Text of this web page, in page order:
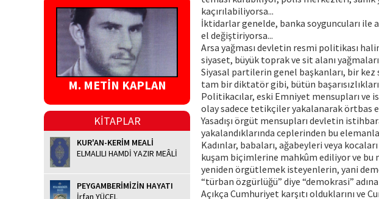
M. METİN KAPLAN
KİTAPLAR
KUR'AN-KERİM MEALİ
ELMALILI HAMDİ YAZIR MEÂLİ
PEYGAMBERİMİZİN HAYATI
İrfan YÜCEL
kaçırılabiliyorsa...
İktidarlar genelde, banka soyguncuları ile
el değiştiriyorsa...
Arsa yağması devletin resmi politikası
siyaset, büyük toprak ve sit alanı
Siyasal partilerin genel başkanları, bir kez
tam bir diktatör gibi, bütün
Politikacılar, eski Emniyet mensupları
olay sadece tetikçiler yakalanarak örtbas
Yasadışı örgüt mensupları devletin
yakalandıklarında ceplerinden bu
Kadınlar, babaları, ağabeyleri veya
kuşam biçimlerine mahkûm ediliyor ve
yeniden örgütlemek isteyenlerin, yani
“türban özgürlüğü” diye “demokrasi”
Açıkça Cumhuriyet karşıtı olduklarını